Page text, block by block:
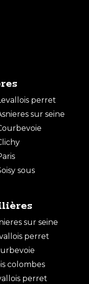
- 2 pièces
perret
sur seine
sous
sur seine
perret
colombes
perret